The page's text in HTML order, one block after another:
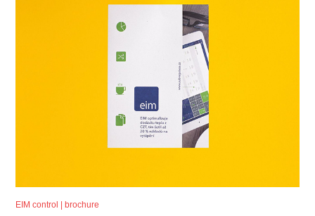
EIM control | brochure